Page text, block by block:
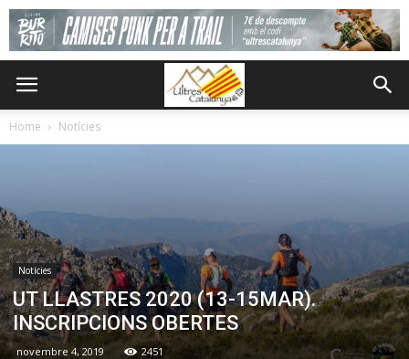
Home Notícies
Notícies
UT LLASTRES 2020 (13-15MAR).
INSCRIPCIONS OBERTES
novembre 4, 2019 2451